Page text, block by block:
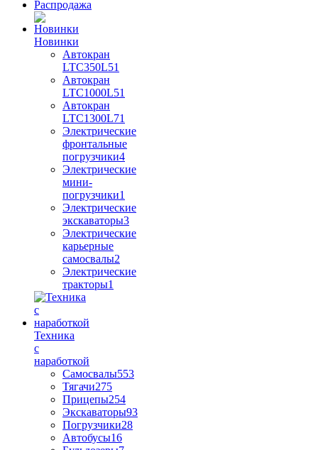
Распродажа
Новинки
Автокран
LTC350L51
Автокран
LTC1000L51
Автокран
LTC1300L71
Электрические
фронтальные
погрузчики4
Электрические
мини-
погрузчики1
Электрические
экскаваторы3
Электрические
карьерные
самосвалы2
Электрические
тракторы1
Техника
с
наработкой
Самосвалы553
Тягачи275
Прицепы254
Экскаваторы93
Погрузчики28
Автобусы16